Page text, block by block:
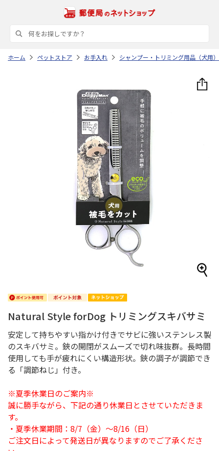
ホーム ペットストア お手入れ シャンプー・トリミング用品（犬用）
Natural Style forDog トリミングスキバサミ
安定して持ちやすい指かけ付きでサビに強いステンレス製
のスキバサミ。鋏の開閉がスムーズで切れ味抜群。長時間
使用しても手が疲れにくい構造形状。鋏の調子が調節でき
る「調節ねじ」付き。
※夏季休業日のご案内※
誠に勝手ながら、下記の通り休業日とさせていただきま
す。
・夏季休業期間：8/7（金）～8/16（日）
ご注文日によって発送日が異なりますのでご了承くださ